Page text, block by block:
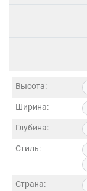
Высота:
Ширина:
Глубина:
Стиль:
Страна: